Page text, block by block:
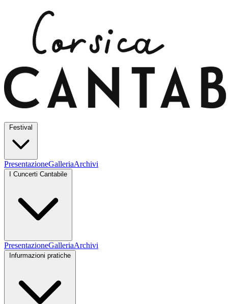
PresentazioneGalleriaArchivi
PresentazioneGalleriaArchivi